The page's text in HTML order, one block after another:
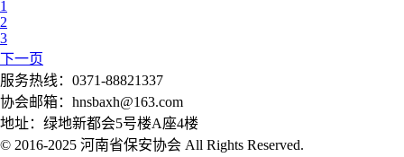
1
2
3
下一页
服务热线：0371-88821337
协会邮箱：hnsbaxh@163.com
地址：绿地新都会5号楼A座4楼
© 2016-2025 河南省保安协会 All Rights Reserved.